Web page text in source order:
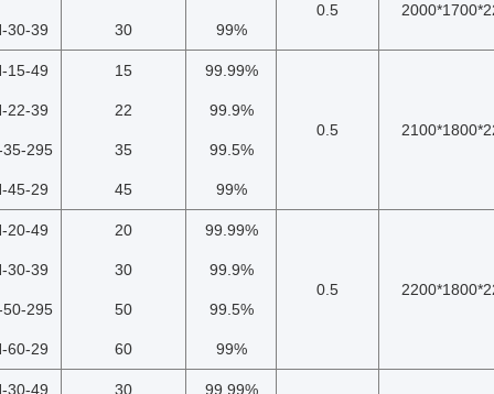
30-39 30 99%
0.5
15-49
22-39
35-295
45-29
15
22
35
45
99.99%
99.9%
99.5%
99%
0.5
20-49
30-39
50-295
60-29
20
30
50
60
99.99%
99.9%
99.5%
99%
0.5
30-49 30 99.99%